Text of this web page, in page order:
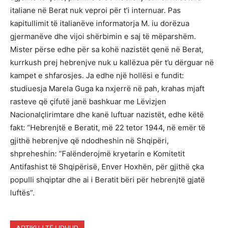
italiane në Berat nuk veproi për t’i internuar. Pas
kapitullimit të italianëve informatorja M. iu dorëzua
gjermanëve dhe vijoi shërbimin e saj të mëparshëm.
Mister përse edhe për sa kohë nazistët qenë në Berat,
kurrkush prej hebrenjve nuk u kallëzua për t’u dërguar në
kampet e shfarosjes. Ja edhe një hollësi e fundit:
studiuesja Marela Guga ka nxjerrë në pah, krahas mjaft
rasteve që çifutë janë bashkuar me Lëvizjen
Nacionalçlirimtare dhe kanë luftuar nazistët, edhe këtë
fakt: “Hebrenjtë e Beratit, më 22 tetor 1944, në emër të
gjithë hebrenjve që ndodheshin në Shqipëri,
shpreheshin: “Falënderojmë kryetarin e Komitetit
Antifashist të Shqipërisë, Enver Hoxhën, për gjithë çka
populli shqiptar dhe ai i Beratit bëri për hebrenjtë gjatë
luftës”.